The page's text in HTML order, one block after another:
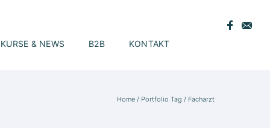
KURSE & NEWS B2B KONTAKT
Home / Portfolio Tag / Facharzt